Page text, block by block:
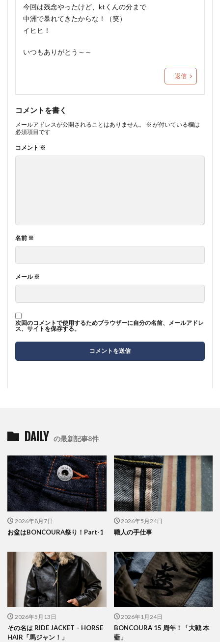
今回は残念やったけど、ktくんの分まで
中洲で暴れてきたからな！（笑）
イヒヒ！
いつもありがとう～～
返信
コメントを書く
メールアドレスが公開されることはありません。 ※ が付いている欄は
必須項目です
コメント ※
名前 ※
メール※
次回のコメントで使用するためブラウザーに自分の名前、メールアドレ
ス、サイトを保存する。
DAILY の最新記事8件
2026年8月7日
お盆はBONCOURA祭り！Part-1
2026年5月24日
職人の手仕事
2026年5月13日
その名は RIDE JACKET – HORSE
HAIR「馬ジャン！」
2026年1月24日
BONCOURA 15 周年！「大戦 本
藍」